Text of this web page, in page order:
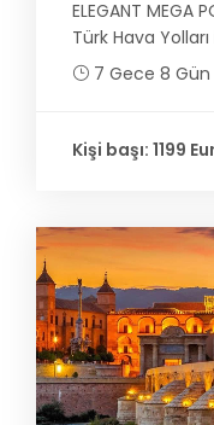
ELEGANT MEGA
Türk Hava
7 Gece 8 Gün
Kişi başı: 1199